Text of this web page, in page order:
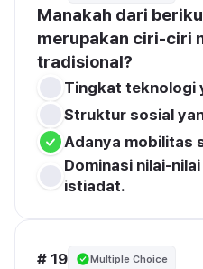
Manakah dari
merupakan ciri-ciri
tradisional?
Tingkat teknologi
Struktur sosial
Adanya mobilitas
Dominasi nilai-
istiadat.
# 19 Multiple Choice